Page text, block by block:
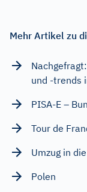
Mehr Artikel zu
und -trends
PISA-E –
Tour de
Umzug in
Polen